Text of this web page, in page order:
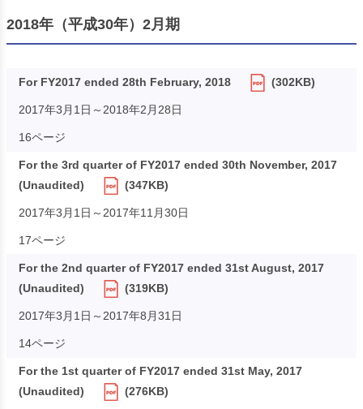
2018年（平成30年）2月期
For FY2017 ended 28th February, 2018 (302KB)
2017年3月1日～2018年2月28日
16ページ
For the 3rd quarter of FY2017 ended 30th November, 2017
(Unaudited)
(347KB)
2017年3月1日～2017年11月30日
17ページ
For the 2nd quarter of FY2017 ended 31st August, 2017
(Unaudited)
(319KB)
2017年3月1日～2017年8月31日
14ページ
For the 1st quarter of FY2017 ended 31st May, 2017
(Unaudited)
(276KB)